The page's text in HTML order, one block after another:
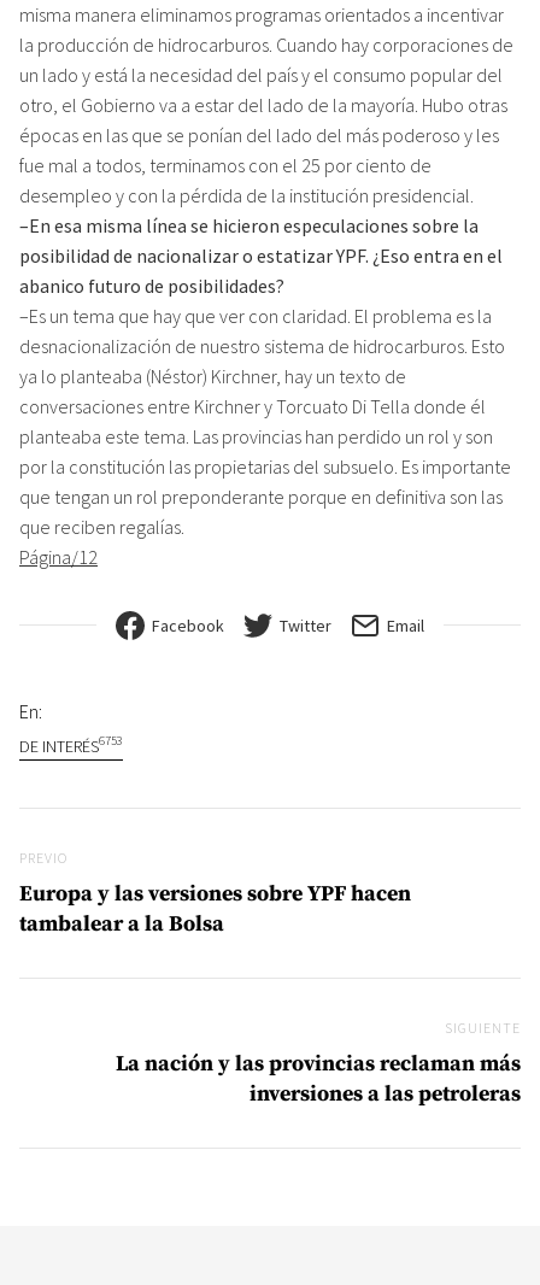
misma manera eliminamos programas orientados a incentivar
la producción de hidrocarburos. Cuando hay corporaciones de
un lado y está la necesidad del país y el consumo popular del
otro, el Gobierno va a estar del lado de la mayoría. Hubo otras
épocas en las que se ponían del lado del más poderoso y les
fue mal a todos, terminamos con el 25 por ciento de
desempleo y con la pérdida de la institución presidencial.
–En esa misma línea se hicieron especulaciones sobre la
posibilidad de nacionalizar o estatizar YPF. ¿Eso entra en el
abanico futuro de posibilidades?
–Es un tema que hay que ver con claridad. El problema es la
desnacionalización de nuestro sistema de hidrocarburos. Esto
ya lo planteaba (Néstor) Kirchner, hay un texto de
conversaciones entre Kirchner y Torcuato Di Tella donde él
planteaba este tema. Las provincias han perdido un rol y son
por la constitución las propietarias del subsuelo. Es importante
que tengan un rol preponderante porque en definitiva son las
que reciben regalías.
Página/12
Facebook Twitter Email
En:
DE INTERÉS6753
Previo
PREVIO
Europa y las versiones sobre YPF hacen
tambalear a la Bolsa
SIGUIENTE
La nación y las provincias reclaman más
inversiones a las petroleras